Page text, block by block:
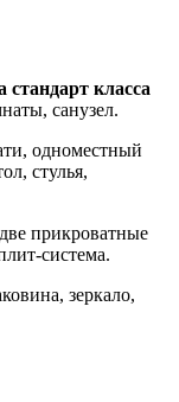
класса
санузел.
одноместный
стулья,
прикроватные
система.
зеркало,